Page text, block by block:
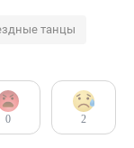
танцы
0 2